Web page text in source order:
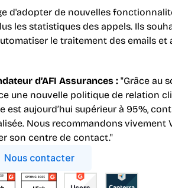
d'adopter de nouvelles
les statistiques des appels. Ils
le traitement des emails et
d’AFI Assurances : "Grâce au
une nouvelle politique de relation
aujourd’hui supérieur à 95%,
Nous recommandons vivement
son centre de contact."
Nous contacter